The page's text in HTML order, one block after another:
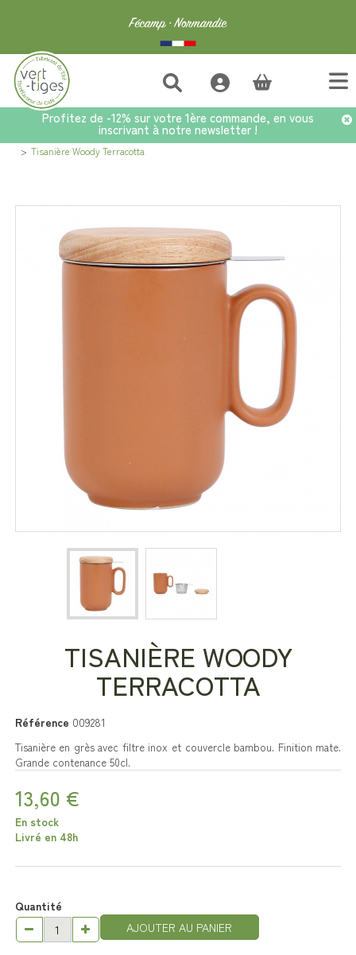
Profitez de -12% sur votre 1ère commande, en vous
inscrivant à notre newsletter !
Accessoires > Tasses, Mugs et Bols > Tasses & Mugs avec Filtre
> Tisanière Woody Terracotta
TISANIÈRE WOODY
TERRACOTTA
Référence 009281
Tisanière en grès avec filtre inox et couvercle bambou. Finition mate.
Grande contenance 50cl.
13,60 €
En stock
Livré en 48h
Quantité
AJOUTER AU PANIER